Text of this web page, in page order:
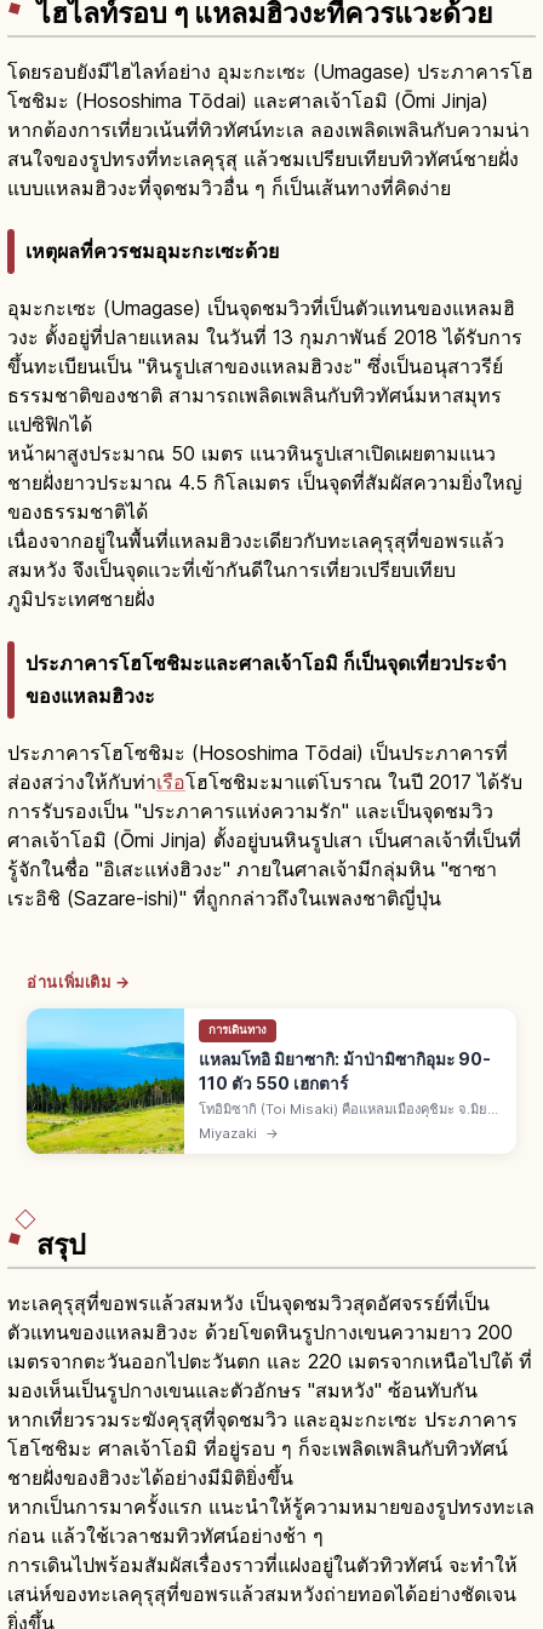
ไฮไลท์รอบ ๆ แหลมฮิวงะที่ควรแวะด้วย
โดยรอบยังมีไฮไลท์อย่าง อุมะกะเซะ (Umagase) ประภาคารโฮ
โซชิมะ (Hososhima Tōdai) และศาลเจ้าโอมิ (Ōmi Jinja)
หากต้องการเที่ยวเน้นที่ทิวทัศน์ทะเล ลองเพลิดเพลินกับความน่า
สนใจของรูปทรงที่ทะเลคุรุสุ แล้วชมเปรียบเทียบทิวทัศน์ชายฝั่ง
แบบแหลมฮิวงะที่จุดชมวิวอื่น ๆ ก็เป็นเส้นทางที่คิดง่าย
เหตุผลที่ควรชมอุมะกะเซะด้วย
อุมะกะเซะ (Umagase) เป็นจุดชมวิวที่เป็นตัวแทนของแหลมฮิ
วงะ ตั้งอยู่ที่ปลายแหลม ในวันที่ 13 กุมภาพันธ์ 2018 ได้รับการ
ขึ้นทะเบียนเป็น "หินรูปเสาของแหลมฮิวงะ" ซึ่งเป็นอนุสาวรีย์
ธรรมชาติของชาติ สามารถเพลิดเพลินกับทิวทัศน์มหาสมุทร
แปซิฟิกได้
หน้าผาสูงประมาณ 50 เมตร แนวหินรูปเสาเปิดเผยตามแนว
ชายฝั่งยาวประมาณ 4.5 กิโลเมตร เป็นจุดที่สัมผัสความยิ่งใหญ่
ของธรรมชาติได้
เนื่องจากอยู่ในพื้นที่แหลมฮิวงะเดียวกับทะเลคุรุสุที่ขอพรแล้ว
สมหวัง จึงเป็นจุดแวะที่เข้ากันดีในการเที่ยวเปรียบเทียบ
ภูมิประเทศชายฝั่ง
ประภาคารโฮโซชิมะและศาลเจ้าโอมิ ก็เป็นจุดเที่ยวประจำ
ของแหลมฮิวงะ
ประภาคารโฮโซชิมะ (Hososhima Tōdai) เป็นประภาคารที่
ส่องสว่างให้กับท่าเรือโฮโซชิมะมาแต่โบราณ ในปี 2017 ได้รับ
การรับรองเป็น "ประภาคารแห่งความรัก" และเป็นจุดชมวิว
ศาลเจ้าโอมิ (Ōmi Jinja) ตั้งอยู่บนหินรูปเสา เป็นศาลเจ้าที่เป็นที่
รู้จักในชื่อ "อิเสะแห่งฮิวงะ" ภายในศาลเจ้ามีกลุ่มหิน "ซาซา
เระอิชิ (Sazare-ishi)" ที่ถูกกล่าวถึงในเพลงชาติญี่ปุ่น
อ่านเพิ่มเติม →
การเดินทาง
แหลมโทอิ มิยาซากิ: ม้าป่ามิซากิอุมะ 90-
110 ตัว 550 เฮกตาร์
โทอิมิซากิ (Toi Misaki) คือแหลมเมืองคุชิมะ จ.มิยา
ซากิ อุทยานกึ่งแห่งชาตินิจินันไคงัน ม้าป่ามิซากิอุมะ
90-110 ตัว พื้นที่ราว 550 เฮกตาร์ อนุสรณ์
Miyazaki →
สรุป
ทะเลคุรุสุที่ขอพรแล้วสมหวัง เป็นจุดชมวิวสุดอัศจรรย์ที่เป็น
ตัวแทนของแหลมฮิวงะ ด้วยโขดหินรูปกางเขนความยาว 200
เมตรจากตะวันออกไปตะวันตก และ 220 เมตรจากเหนือไปใต้ ที่
มองเห็นเป็นรูปกางเขนและตัวอักษร "สมหวัง" ซ้อนทับกัน
หากเที่ยวรวมระฆังคุรุสุที่จุดชมวิว และอุมะกะเซะ ประภาคาร
โฮโซชิมะ ศาลเจ้าโอมิ ที่อยู่รอบ ๆ ก็จะเพลิดเพลินกับทิวทัศน์
ชายฝั่งของฮิวงะได้อย่างมีมิติยิ่งขึ้น
หากเป็นการมาครั้งแรก แนะนำให้รู้ความหมายของรูปทรงทะเล
ก่อน แล้วใช้เวลาชมทิวทัศน์อย่างช้า ๆ
การเดินไปพร้อมสัมผัสเรื่องราวที่แฝงอยู่ในตัวทิวทัศน์ จะทำให้
เสน่ห์ของทะเลคุรุสุที่ขอพรแล้วสมหวังถ่ายทอดได้อย่างชัดเจน
ยิ่งขึ้น